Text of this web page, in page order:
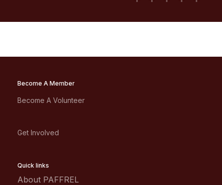
Become A Member
Become A Volunteer
Get Involved
Quick links
About PAFFREL